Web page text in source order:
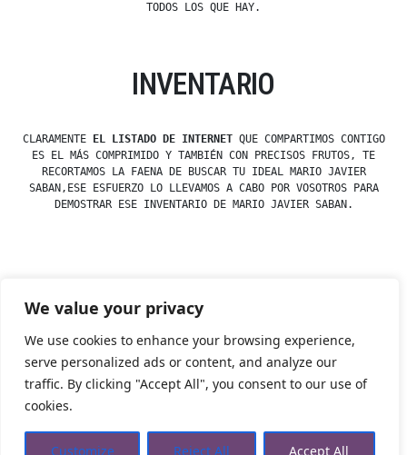
We value your privacy
We use cookies to enhance your browsing experience,
serve personalized ads or content, and analyze our
traffic. By clicking "Accept All", you consent to our use of
cookies.
Customize Reject All Accept All
TODOS LOS QUE HAY.
INVENTARIO
CLARAMENTE EL LISTADO DE INTERNETQUE COMPARTIMOS CONTIGO
ES EL MÁS COMPRIMIDO Y TAMBIÉN CON PRECISOS FRUTOS, TE
RECORTAMOS LA FAENA DE BUSCAR TU IDEAL MARIO JAVIER
SABAN,ESE ESFUERZO LO LLEVAMOS A CABO POR VOSOTROS PARA
DEMOSTRAR ESE INVENTARIO DE MARIO JAVIER SABAN.
by
Posted
Uncategorized
Tienda Esotérica Online – Librería Esotérica,Proudly
powered by WordPress.
Privacidad
Aviso Legal Cookies Web